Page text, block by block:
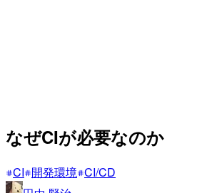
なぜCIが必要なのか
CI 開発環境 CI/CD